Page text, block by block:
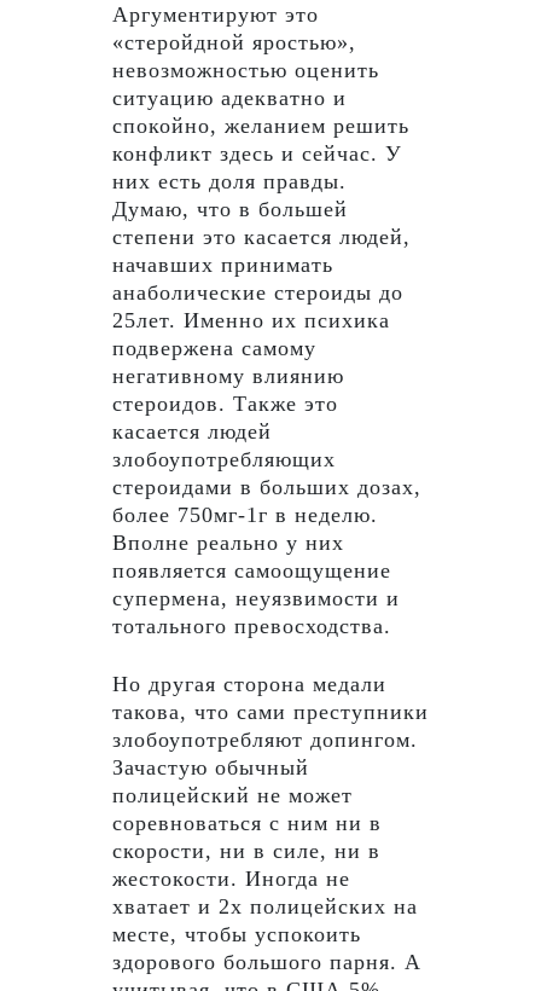
Аргументируют это
«стеройдной яростью»,
невозможностью оценить
ситуацию адекватно и
спокойно, желанием решить
конфликт здесь и сейчас. У
них есть доля правды.
Думаю, что в большей
степени это касается людей,
начавших принимать
анаболические стероиды до
25лет. Именно их психика
подвержена самому
негативному влиянию
стероидов. Также это
касается людей
злобоупотребляющих
стероидами в больших дозах,
более 750мг-1г в неделю.
Вполне реально у них
появляется самоощущение
супермена, неуязвимости и
тотального превосходства.
Но другая сторона медали
такова, что сами преступники
злобоупотребляют допингом.
Зачастую обычный
полицейский не может
соревноваться с ним ни в
скорости, ни в силе, ни в
жестокости. Иногда не
хватает и 2х полицейских на
месте, чтобы успокоить
здорового большого парня. А